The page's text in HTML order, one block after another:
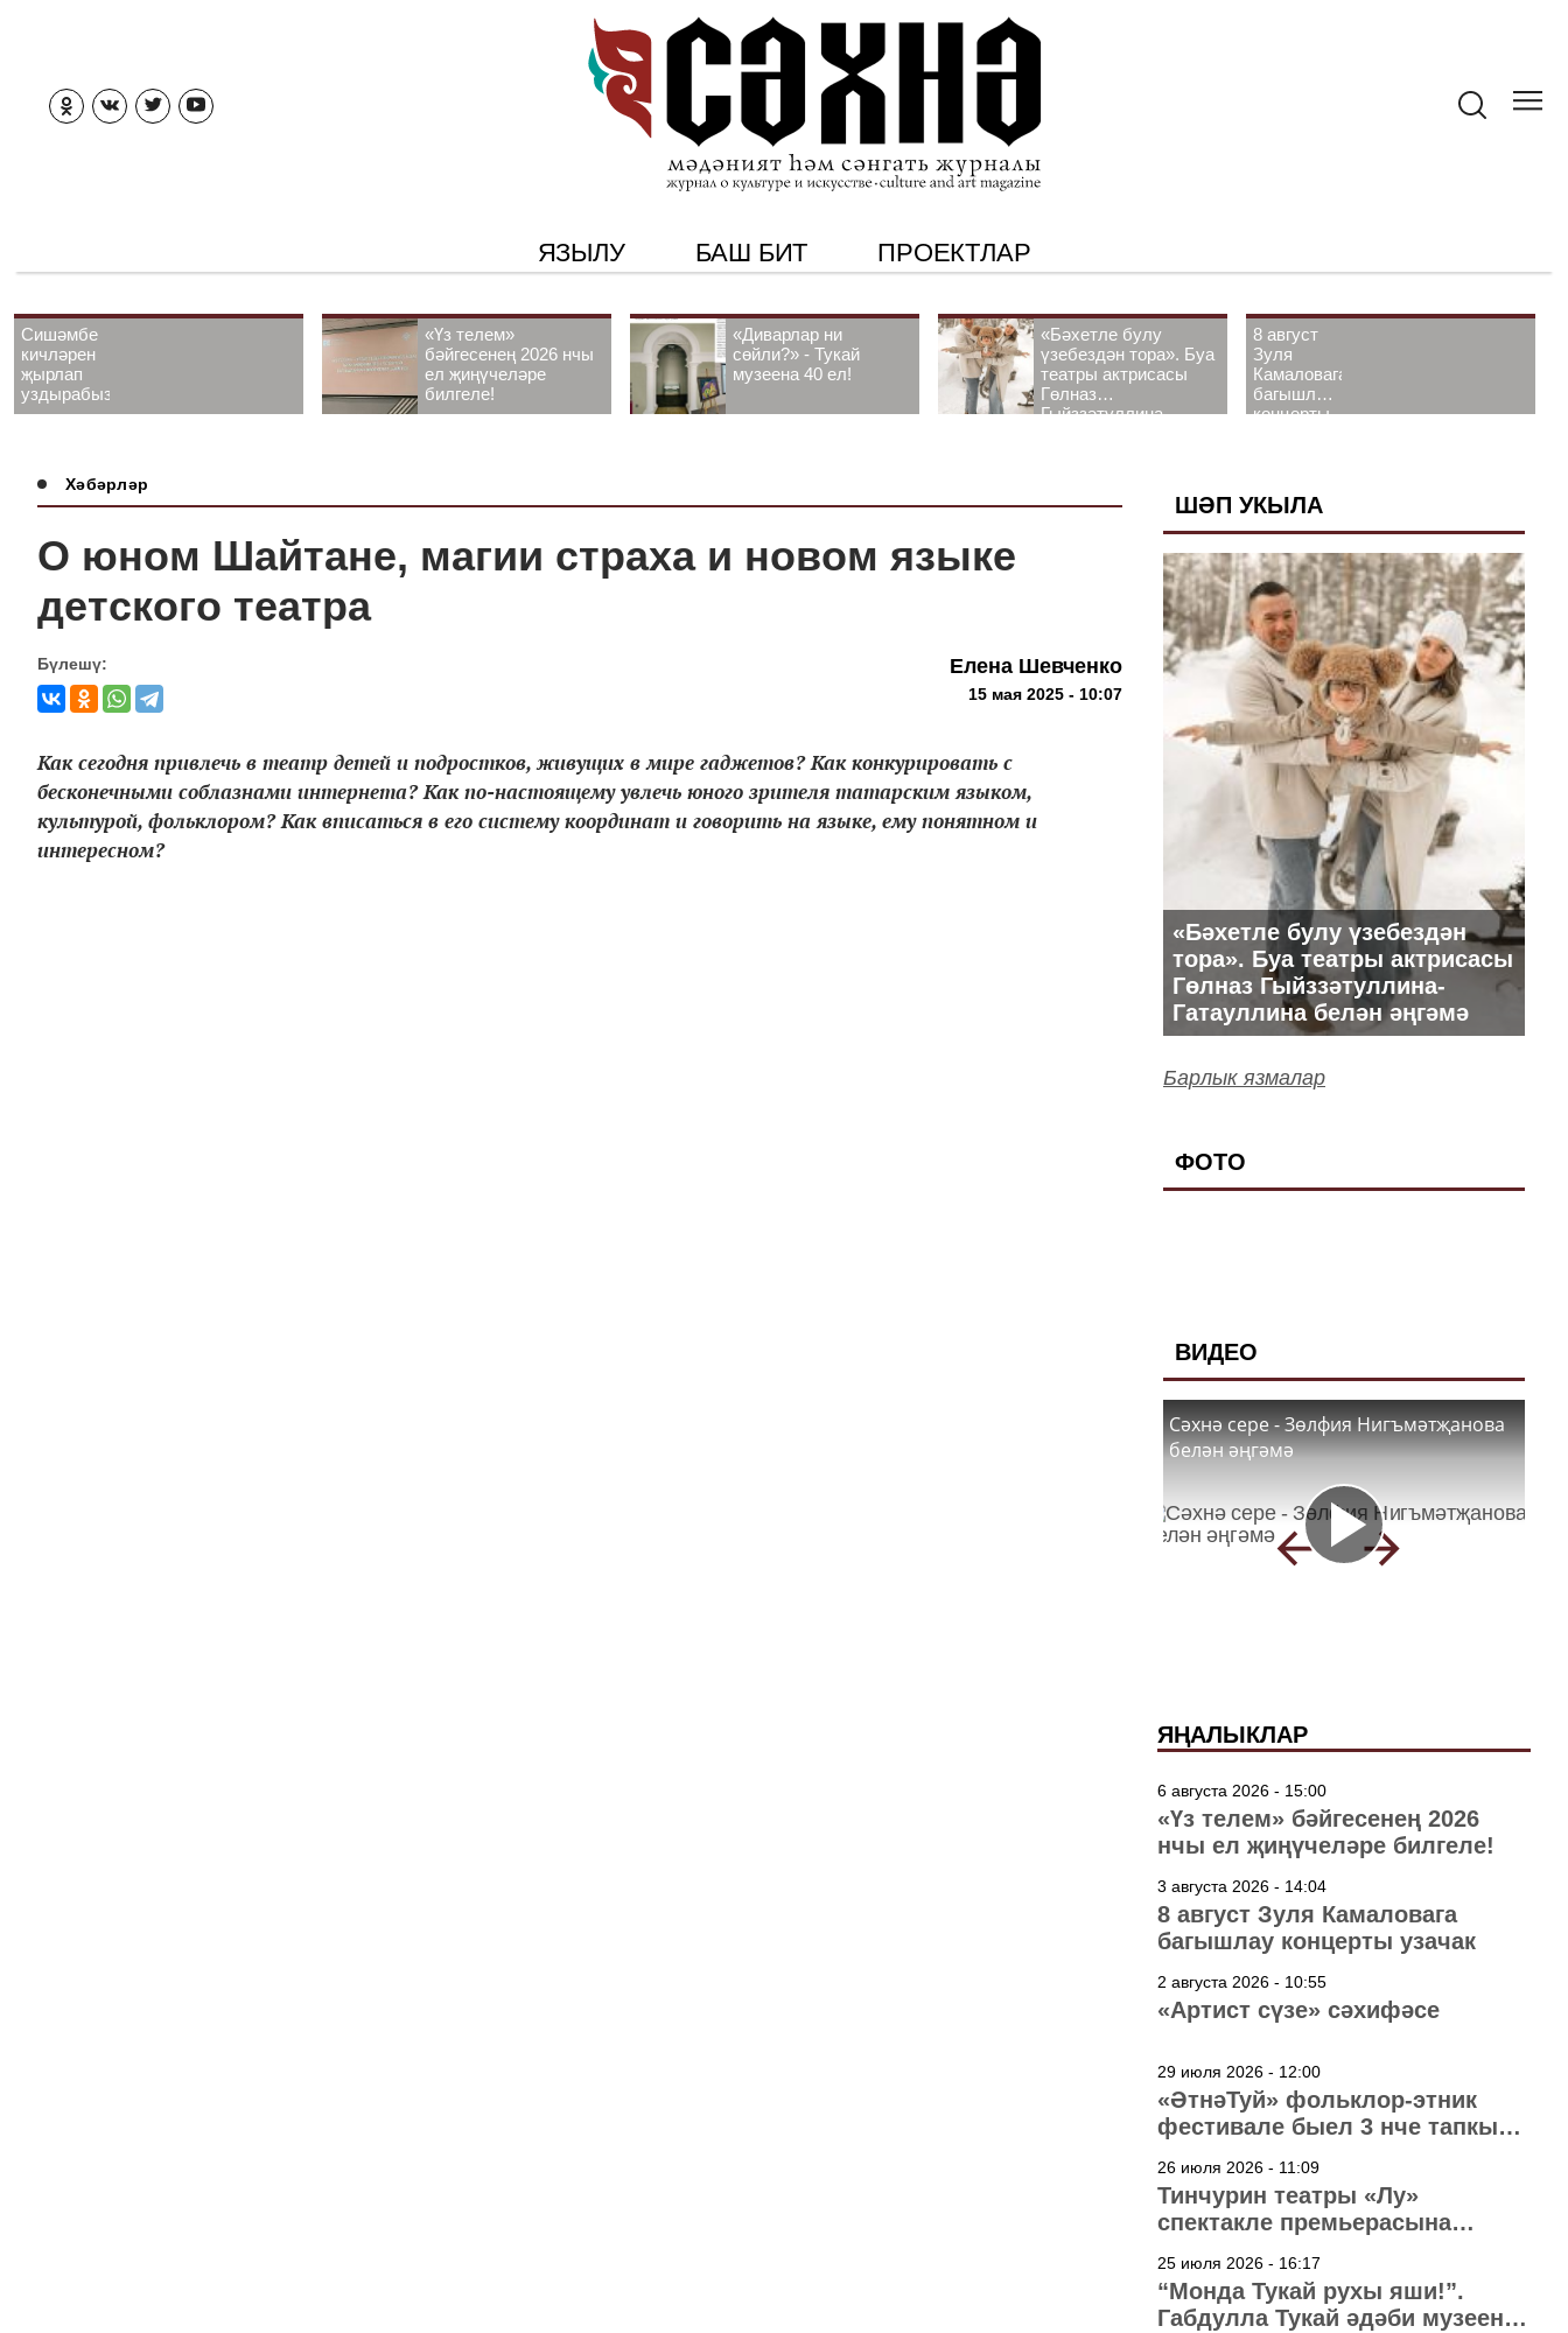
ЯЗЫЛУ БАШ БИТ ПРОЕКТЛАР
Сишәмбе
кичләрен
җырлап
уздырабыз!
«Үз телем»
бәйгесенең 2026 нчы
ел җиңүчеләре
билгеле!
«Диварлар ни
сөйли?» - Тукай
музеена 40 ел!
«Бәхетле булу
үзебездән тора». Буа
театры актрисасы
Гөлназ
Гыйззәтуллина-
8 август
Зуля
Камаловага
багышлау
концерты
Хәбәрләр
О юном Шайтане, магии страха и новом языке
детского театра
Бүлешү: Елена Шевченко
15 мая 2025 - 10:07
Как сегодня привлечь в театр детей и подростков, живущих в мире гаджетов? Как конкурировать с
бесконечными соблазнами интернета? Как по-настоящему увлечь юного зрителя татарским языком,
культурой, фольклором? Как вписаться в его систему координат и говорить на языке, ему понятном и
интересном?
ШӘП УКЫЛА
«Бәхетле булу үзебездән
тора». Буа театры актрисасы
Гөлназ Гыйззәтуллина-
Гатауллина белән әңгәмә
Барлык язмалар
ФОТО
ВИДЕО
Сәхнә сере - Зөлфия Нигъмәтҗанова
белән әңгәмә
ЯҢАЛЫКЛАР
6 августа 2026 - 15:00
«Үз телем» бәйгесенең 2026
нчы ел җиңүчеләре билгеле!
3 августа 2026 - 14:04
8 август Зуля Камаловага
багышлау концерты узачак
2 августа 2026 - 10:55
«Артист сүзе» сәхифәсе
29 июля 2026 - 12:00
«ӘтнәТуй» фольклор-этник
фестивале быел 3 нче тапкыр
26 июля 2026 - 11:09
Тинчурин театры «Лу»
спектакле премьерасына
25 июля 2026 - 16:17
“Монда Тукай рухы яши!”.
Габдулла Тукай әдәби музеена